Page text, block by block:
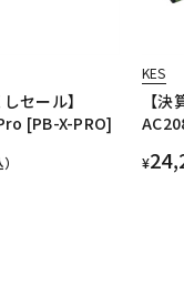
セール】
[PB-X-PRO]
KES
【
¥